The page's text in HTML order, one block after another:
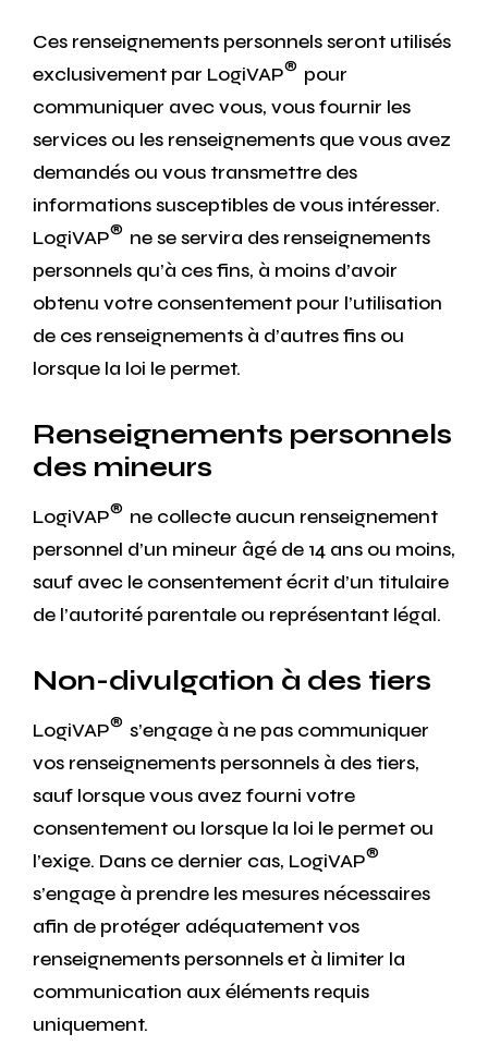
Ces renseignements personnels seront utilisés
exclusivement par LogiVAP® pour
communiquer avec vous, vous fournir les
services ou les renseignements que vous avez
demandés ou vous transmettre des
informations susceptibles de vous intéresser.
LogiVAP® ne se servira des renseignements
personnels qu’à ces fins, à moins d’avoir
obtenu votre consentement pour l’utilisation
de ces renseignements à d’autres fins ou
lorsque la loi le permet.
Renseignements personnels
des mineurs
LogiVAP® ne collecte aucun renseignement
personnel d’un mineur âgé de 14 ans ou moins,
sauf avec le consentement écrit d’un titulaire
de l’autorité parentale ou représentant légal.
Non-divulgation à des tiers
LogiVAP® s’engage à ne pas communiquer
vos renseignements personnels à des tiers,
sauf lorsque vous avez fourni votre
consentement ou lorsque la loi le permet ou
l’exige. Dans ce dernier cas, LogiVAP®
s’engage à prendre les mesures nécessaires
afin de protéger adéquatement vos
renseignements personnels et à limiter la
communication aux éléments requis
uniquement.